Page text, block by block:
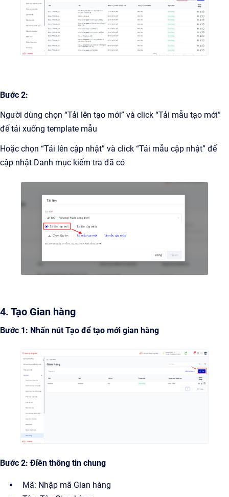
Bước 2:
Người dùng chọn “Tải lên tạo mới” và click “Tải mẫu tạo mới”
để tải xuống template mẫu
Hoặc chọn “Tải lên cập nhật” và click “Tải mẫu cập nhật” để
cập nhật Danh mục kiểm tra đã có
4. Tạo Gian hàng
Bước 1: Nhấn nút Tạo để tạo mới gian hàng
Bước 2: Điền thông tin chung
Mã: Nhập mã Gian hàng